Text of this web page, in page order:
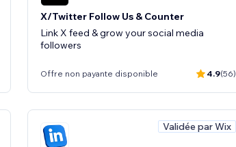
X/Twitter Follow Us & Counter
Link X feed & grow your social media
followers
Offre non payante disponible 4.9(56)
Validée par Wix